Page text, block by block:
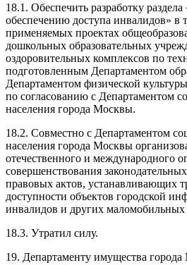
18.1. Обеспечить разработку
обеспечению доступа инвалидов» в
применяемых проектах
дошкольных образовательных
оздоровительных комплексов по
подготовленным Департаментом
Департаментом физической
по согласованию с Департаментом
населения города Москвы.
18.2. Совместно с Департаментом
населения города Москвы
отечественного и международного
совершенствования
правовых актов, устанавливающих
доступности объектов городской
инвалидов и других маломобильных
18.3. Утратил силу.
19. Департаменту имущества